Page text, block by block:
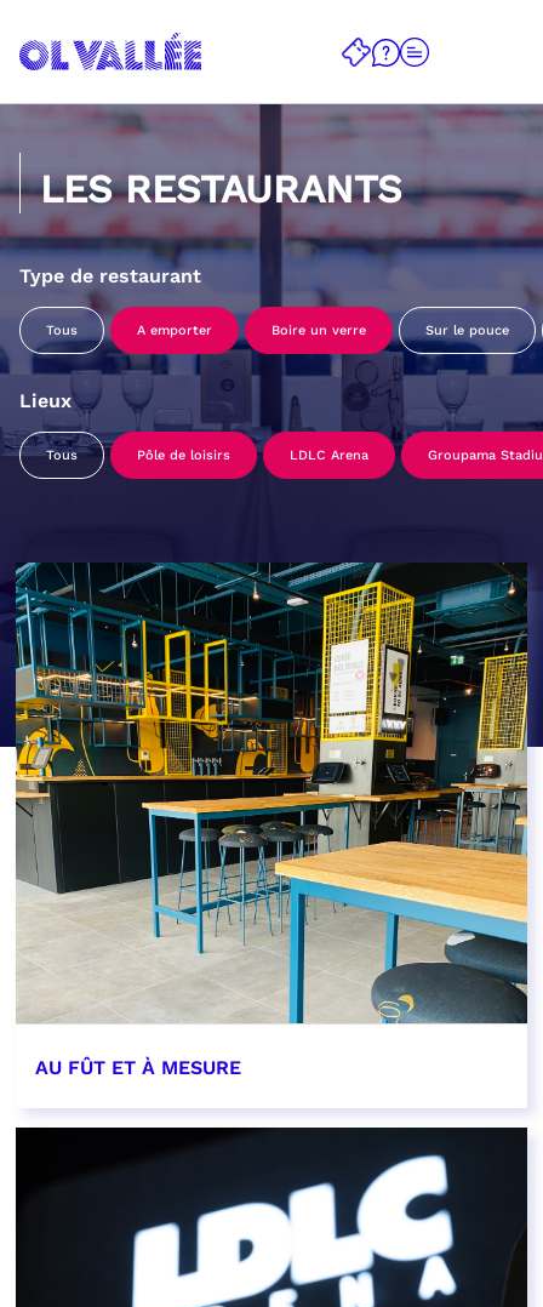
LES RESTAURANTS
Type de restaurant
Tous A emporter Boire un verre Sur le pouce
Lieux
Tous Pôle de loisirs LDLC Arena Groupama
AU FÛT ET À MESURE